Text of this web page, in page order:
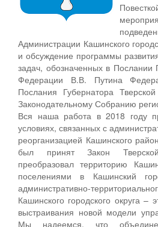
Администрации Кашинского
и обсуждение программы
задач, обозначенных в Послании
Федерации В.В. Путина
Послания Губернатора
Законодательному Собранию
Вся наша работа в 2018 году
условиях, связанных с
реорганизацией Кашинского
был принят Закон
преобразовал территорию
поселениями в Кашинский
административно-
Кашинского городского округа –
выстраивания новой модели
Мы надеемся, что